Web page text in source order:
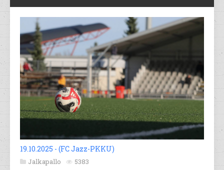
19.10.2025 - (FC Jazz-PKKU)
Jalkapallo 5383